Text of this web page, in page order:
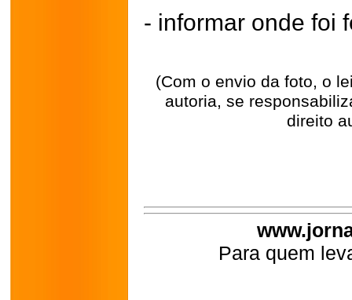
- informar onde foi
(Com o envio da foto, o
autoria, se
direito
Para quem